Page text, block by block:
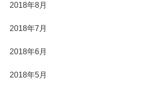
2018年8月
2018年7月
2018年6月
2018年5月